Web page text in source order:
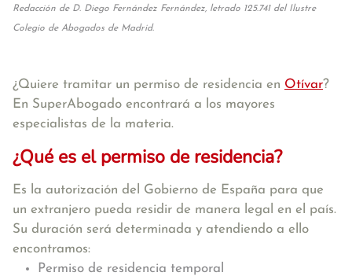
Redacción de D. Diego Fernández Fernández, letrado 125.741 del Ilustre
Colegio de Abogados de Madrid.
¿Quiere tramitar un permiso de residencia en Otívar?
En SuperAbogado encontrará a los mayores
especialistas de la materia.
¿Qué es el permiso de residencia?
Es la autorización del Gobierno de España para que
un extranjero pueda residir de manera legal en el país.
Su duración será determinada y atendiendo a ello
encontramos:
Permiso de residencia temporal